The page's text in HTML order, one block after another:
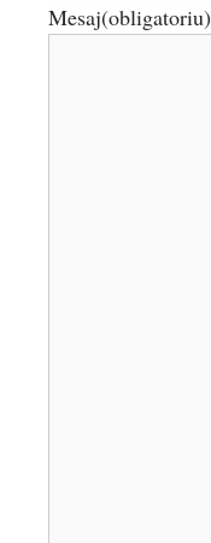
Mesaj(obligatoriu)